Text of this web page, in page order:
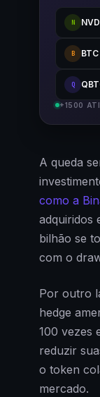
N
B BTC
Q
+1500
A queda
como a
adquiridos
bilhão se
com o
Por outro
hedge
100 vezes
reduzir
o token
mercado.